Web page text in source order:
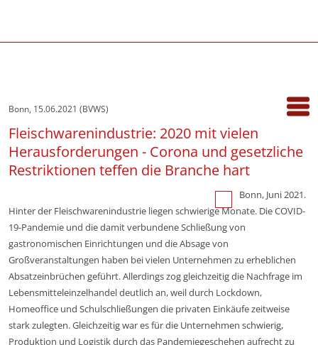
Bonn, 15.06.2021 (BVWS)
Fleischwarenindustrie: 2020 mit vielen
Herausforderungen - Corona und gesetzliche
Restriktionen teffen die Branche hart
Bonn, Juni 2021.
Hinter der Fleischwarenindustrie liegen schwierige Monate. Die COVID-
19-Pandemie und die damit verbundene Schließung von
gastronomischen Einrichtungen und die Absage von
Großveranstaltungen haben bei vielen Unternehmen zu erheblichen
Absatzeinbrüchen geführt. Allerdings zog gleichzeitig die Nachfrage im
Lebensmitteleinzelhandel deutlich an, weil durch Lockdown,
Homeoffice und Schulschließungen die privaten Einkäufe zeitweise
stark zulegten. Gleichzeitig war es für die Unternehmen schwierig,
Produktion und Logistik durch das Pandemiegeschehen aufrecht zu